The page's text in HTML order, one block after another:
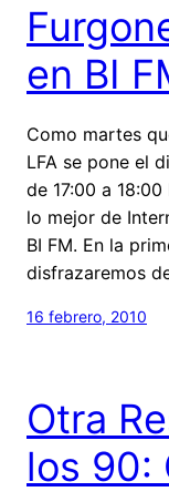
en BI
Como martes
LFA se pone el
de 17:00 a
lo mejor de
BI FM. En la
disfrazaremos
16 febrero, 2010
Otra
los 90: